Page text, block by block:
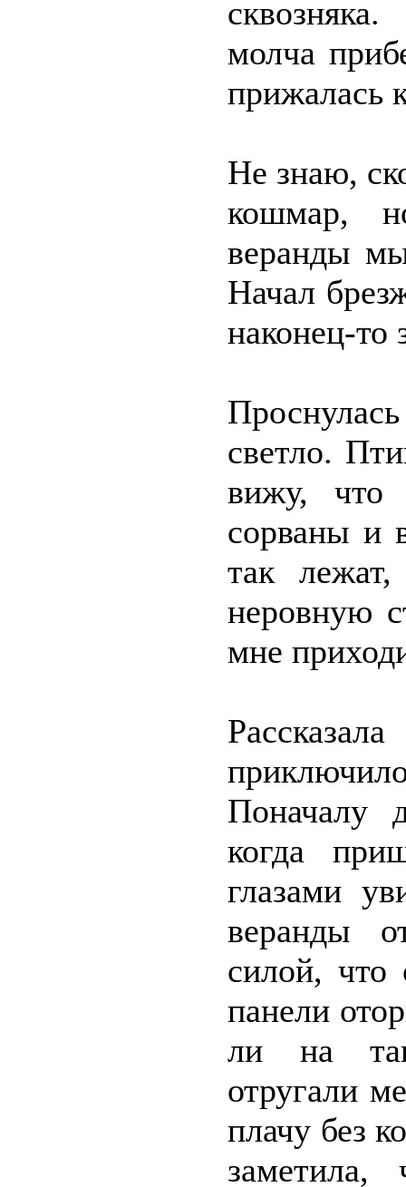
молча
прижалась
Не знаю,
кошмар,
веранды
Начал
наконец-то
светло.
вижу, что
сорваны и
так
неровную
мне
Поначалу
когда
глазами
веранды
силой, что
панели
ли на
отругали
плачу без